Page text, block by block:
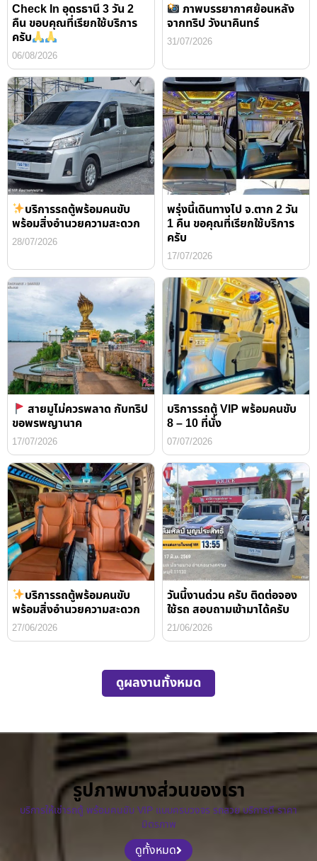
Check In อุดรธานี 3 วัน 2
คืน ขอบคุณที่เรียกใช้บริการ
ครับ
06/08/2026
ภาพบรรยากาศย้อนหลัง
จากทริป วังนาคินทร์
31/07/2026
บริการรถตู้พร้อมคนขับ
พร้อมสิ่งอำนวยความสะดวก
28/07/2026
พรุ่งนี้เดินทางไป จ.ตาก 2 วัน
1 คืน ขอคุณที่เรียกใช้บริการ
ครับ
17/07/2026
สายมูไม่ควรพลาด กับทริป
ขอพรพญานาค
17/07/2026
บริการรถตู้ VIP พร้อมคนขับ
8 – 10 ที่นั่ง
07/07/2026
บริการรถตู้พร้อมคนขับ
พร้อมสิ่งอำนวยความสะดวก
27/06/2026
วันนี้งานด่วน ครับ ติดต่อจอง
ใช้รถ สอบถามเข้ามาได้ครับ
21/06/2026
ดูผลงานทั้งหมด
รูปภาพบางส่วนของเรา
บริการให้เช่ารถตู้ พร้อมคนขับ VIP แบบครบวงจร รถสวย บริการดี ราคา
มิตรภาพ
ดูทั้งหมด